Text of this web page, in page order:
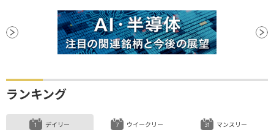
ランキング
デイリー ウイークリー マンスリー